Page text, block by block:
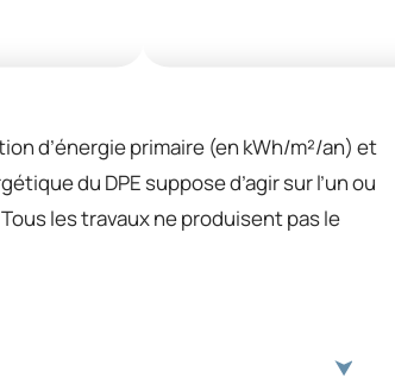
d’énergie primaire (en kWh/m²/an) et
du DPE suppose d’agir sur l’un ou
les travaux ne produisent pas le